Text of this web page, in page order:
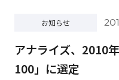
お知らせ
アナライズ、2010
100」に選定